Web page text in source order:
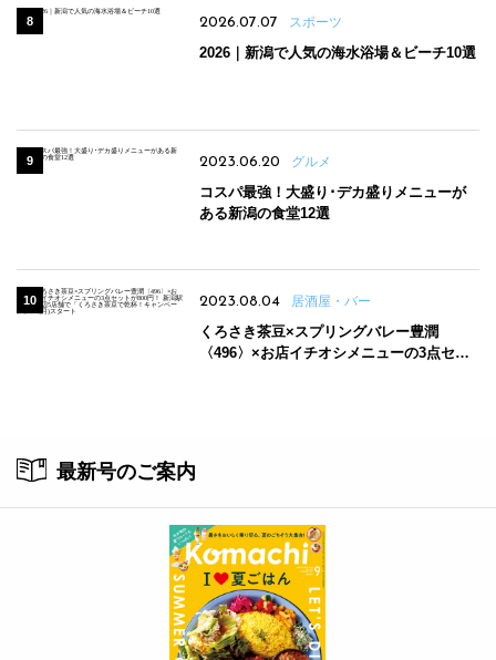
2026.07.07 スポーツ
2026｜新潟で人気の海水浴場＆ビーチ10選
2023.06.20 グルメ
コスパ最強！大盛り･デカ盛りメニューが
ある新潟の食堂12選
2023.08.04 居酒屋・バー
くろさき茶豆×スプリングバレー豊潤
〈496〉×お店イチオシメニューの3点セッ
最新号のご案内